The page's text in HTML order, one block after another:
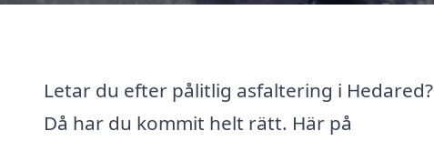
Letar du efter pålitlig asfaltering i Hedared?
Då har du kommit helt rätt. Här på